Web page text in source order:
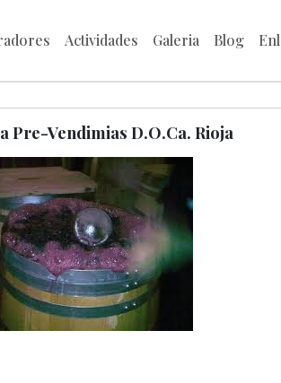
Actividades Galeria Blog
Pre-Vendimias D.O.Ca. Rioja